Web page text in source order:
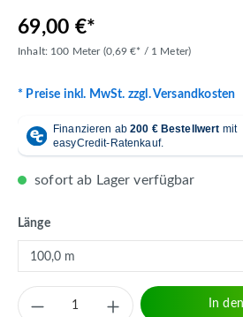
69,00 €*
Inhalt: 100 Meter (0,69 €* / 1 Meter)
* Preise inkl. MwSt. zzgl. Versandkosten
sofort ab Lager verfügbar
Längeauswählen
Produkt Anzahl: Gib den
In